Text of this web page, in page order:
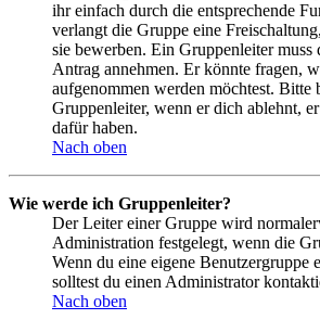
ihr einfach durch die entsprechende
verlangt die Gruppe eine
sie bewerben. Ein Gruppenleiter muss
Antrag annehmen. Er könnte fragen,
aufgenommen werden möchtest. Bitte
Gruppenleiter, wenn er dich ablehnt,
dafür haben.
Nach oben
Wie werde ich Gruppenleiter?
Der Leiter einer Gruppe wird
Administration festgelegt, wenn die
Wenn du eine eigene Benutzergruppe
solltest du einen Administrator
Nach oben